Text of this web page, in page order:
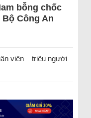
bỗng chốc
Công An
viên – triệu người